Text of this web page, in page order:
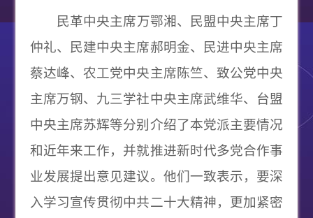
民革中央主席万鄂湘、民盟中央主席丁
仲礼、民建中央主席郝明金、民进中央主席
蔡达峰、农工党中央主席陈竺、致公党中央
主席万钢、九三学社中央主席武维华、台盟
中央主席苏辉等分别介绍了本党派主要情况
和近年来工作，并就推进新时代多党合作事
业发展提出意见建议。他们一致表示，要深
入学习宣传贯彻中共二十大精神，更加紧密